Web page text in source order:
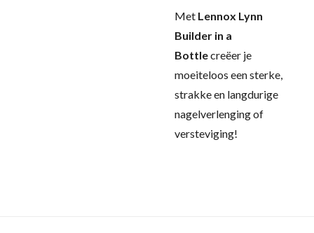
Met Lennox Lynn
Builder in a
Bottlecreëer je
moeiteloos een sterke,
strakke en langdurige
nagelverlenging of
versteviging!